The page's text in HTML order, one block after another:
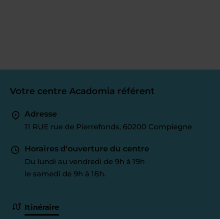
Votre centre Acadomia référent
Adresse
11 RUE rue de Pierrefonds, 60200 Compiegne
Horaires d'ouverture du centre
Du lundi au vendredi de 9h à 19h
le samedi de 9h à 18h.
Itinéraire